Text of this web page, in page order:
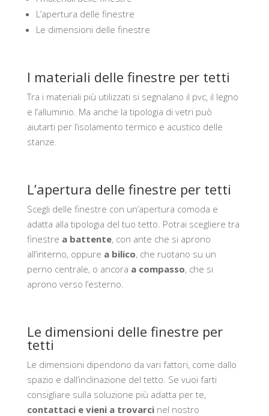
L’apertura delle finestre
Le dimensioni delle finestre
I materiali delle finestre per tetti
Tra i materiali più utilizzati si segnalano il pvc, il legno
e l’alluminio. Ma anche la tipologia di vetri può
aiutarti per l’isolamento termico e acustico delle
stanze.
L’apertura delle finestre per tetti
Scegli delle finestre con un’apertura comoda e
adatta alla tipologia del tuo tetto. Potrai scegliere tra
finestre a battente, con ante che si aprono
all’interno, oppure a bilico, che ruotano su un
perno centrale, o ancora a compasso, che si
aprono verso l’esterno.
Le dimensioni delle finestre per
tetti
Le dimensioni dipendono da vari fattori, come dallo
spazio e dall’inclinazione del tetto. Se vuoi farti
consigliare sulla soluzione più adatta per te,
contattaci e vieni a trovarcinel nostro